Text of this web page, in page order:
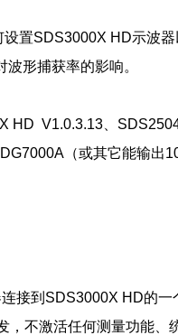
设置SDS3000X HD示波
形捕获率的影响。
HD V1.0.3.13、
（或其它能输出
连接到SDS3000X HD的
，不激活任何测量功能、